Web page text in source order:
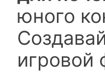
юного
игровой